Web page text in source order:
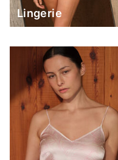
Lingerie